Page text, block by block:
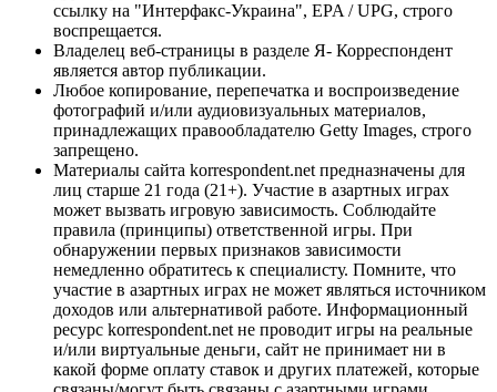
ссылку на "Интерфакс-Украина", EPA / UPG, строго
воспрещается.
Владелец веб-страницы в разделе Я- Корреспондент
является автор публикации.
Любое копирование, перепечатка и воспроизведение
фотографий и/или аудиовизуальных материалов,
принадлежащих правообладателю Getty Images, строго
запрещено.
Материалы сайта korrespondent.net предназначены для
лиц старше 21 года (21+). Участие в азартных играх
может вызвать игровую зависимость. Соблюдайте
правила (принципы) ответственной игры. При
обнаружении первых признаков зависимости
немедленно обратитесь к специалисту. Помните, что
участие в азартных играх не может являться источником
доходов или альтернативой работе. Информационный
ресурс korrespondent.net не проводит игры на реальные
и/или виртуальные деньги, сайт не принимает ни в
какой форме оплату ставок и других платежей, которые